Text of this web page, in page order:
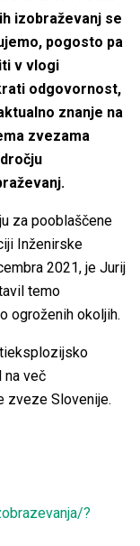
izobraževanj se
pogosto pa
v vlogi
odgovornost,
znanje na
zvezama
za pooblaščene
Inženirske
2021, je Jurij
temo
ogroženih okoljih.
na več
zveze Slovenije.
?